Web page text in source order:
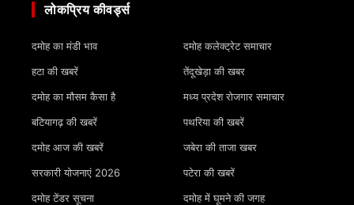
लोकप्रिय कीवर्ड्स
दमोह का मंडी भाव
हटा की खबरें
दमोह का मौसम कैसा है
बटियागढ़ की खबरें
दमोह आज की खबरें
सरकारी योजनाएं 2026
दमोह टेंडर सूचना
दमोह कलेक्ट्रेट समाचार
तेंदूखेड़ा की खबर
मध्य प्रदेश रोजगार समाचार
पथरिया की खबरें
जबेरा की ताजा खबर
पटेरा की खबरें
दमोह में घूमने की जगह